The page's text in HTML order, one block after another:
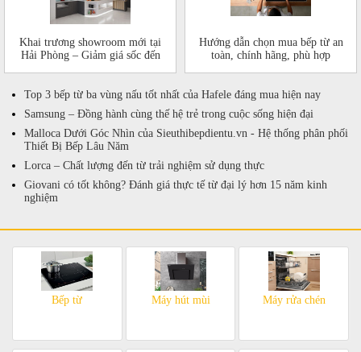
Khai trương showroom mới tại
Hải Phòng – Giảm giá sốc đến
Hướng dẫn chọn mua bếp từ an
toàn, chính hãng, phù hợp
Top 3 bếp từ ba vùng nấu tốt nhất của Hafele đáng mua hiện nay
Samsung – Đồng hành cùng thế hệ trẻ trong cuộc sống hiện đại
Malloca Dưới Góc Nhìn của Sieuthibepdientu.vn - Hệ thống phân phối
Thiết Bị Bếp Lâu Năm
Lorca – Chất lượng đến từ trải nghiệm sử dụng thực
Giovani có tốt không? Đánh giá thực tế từ đại lý hơn 15 năm kinh
nghiệm
Bếp từ Máy hút mùi Máy rửa chén